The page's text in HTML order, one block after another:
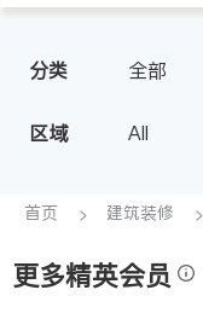
房地产租售
建筑装修
分类 全部
区域 All
首页 建筑装修
更多精英会员